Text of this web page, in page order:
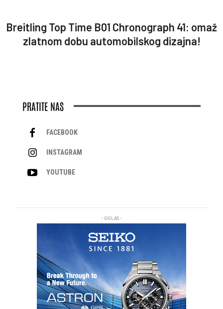
Breitling Top Time B01 Chronograph 41: omaž
zlatnom dobu automobilskog dizajna!
PRATITE NAS
FACEBOOK
INSTAGRAM
YOUTUBE
- OGLAS -